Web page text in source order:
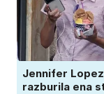
Jennifer
razburila ena